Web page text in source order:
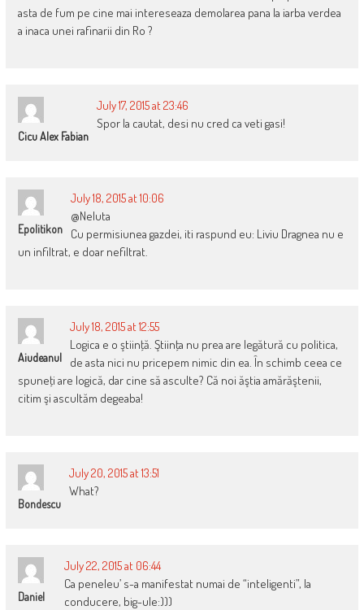
asta de fum pe cine mai intereseaza demolarea pana la iarba verdea
a inaca unei rafinarii din Ro ?
Cicu Alex Fabian
July 17, 2015 at 23:46
Spor la cautat, desi nu cred ca veti gasi!
Epolitikon
July 18, 2015 at 10:06
@Neluta
Cu permisiunea gazdei, iti raspund eu: Liviu Dragnea nu e
un infiltrat, e doar nefiltrat.
Aiudeanul
July 18, 2015 at 12:55
Logica e o ştiinţă. Ştiinţa nu prea are legătură cu politica,
de asta nici nu pricepem nimic din ea. În schimb ceea ce
spuneţi are logică, dar cine să asculte? Că noi ăştia amărăştenii,
citim şi ascultăm degeaba!
Bondescu
July 20, 2015 at 13:51
What?
Daniel
July 22, 2015 at 06:44
Ca peneleu’ s-a manifestat numai de “inteligenti”, la
conducere, big-ule:)))